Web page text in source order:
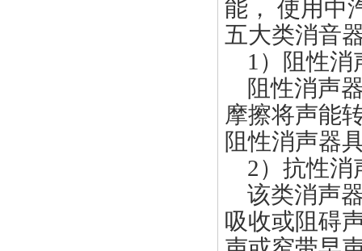
能， 使用中
五大类消音
1）阻性消
阻性消声
摩擦将声能
阻性消声器
2）抗性消
该类消声
吸收或阻碍